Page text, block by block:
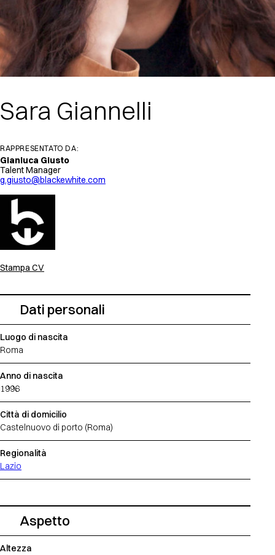
Sara Giannelli
RAPPRESENTATO DA:
Gianluca Giusto
Talent Manager
g.giusto@blackewhite.com
Stampa CV
Dati personali
Luogo di nascita
Roma
Anno di nascita
1996
Città di domicilio
Castelnuovo di porto (Roma)
Regionalità
Lazio
Aspetto
Altezza